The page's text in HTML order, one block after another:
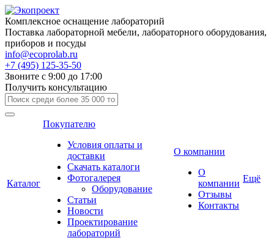
Комплексное оснащение лабораторий
Поставка лабораторной мебели, лабораторного оборудования,
приборов и посуды
info@ecoprolab.ru
+7 (495) 125-35-50
Звоните с 9:00 до 17:00
Получить консультацию
Каталог
Покупателю
Условия оплаты и
доставки
Скачать каталоги
Фотогалерея
Оборудование
Статьи
Новости
Проектирование
лабораторий
О компании
О
компании
Отзывы
Контакты
Ещё